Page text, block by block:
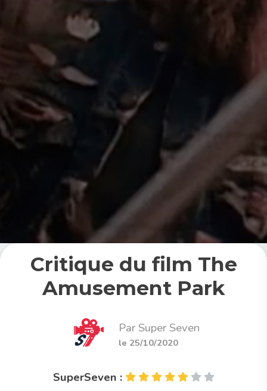
Critique du film The
Amusement Park
Par Super Seven
le 25/10/2020
SuperSeven :